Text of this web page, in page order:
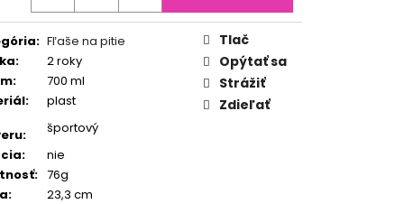
: Fľaše na pitie
:
2 roky
:
700 ml
:
plast
:
športový
:
nie
: 76g
:
23,3 cm
Tlač
Opýtať sa
Strážiť
Zdieľať